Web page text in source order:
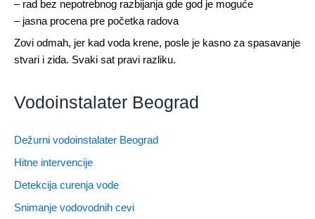
– rad bez nepotrebnog razbijanja gde god je moguće
– jasna procena pre početka radova
Zovi odmah, jer kad voda krene, posle je kasno za spasavanje
stvari i zida. Svaki sat pravi razliku.
Vodoinstalater Beograd
Dežurni vodoinstalater Beograd
Hitne intervencije
Detekcija curenja vode
Snimanje vodovodnih cevi